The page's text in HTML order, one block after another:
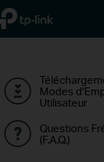
TP-Link, Reliably Smart
Modes
Utilisateur
Questions
(F.A.Q.)